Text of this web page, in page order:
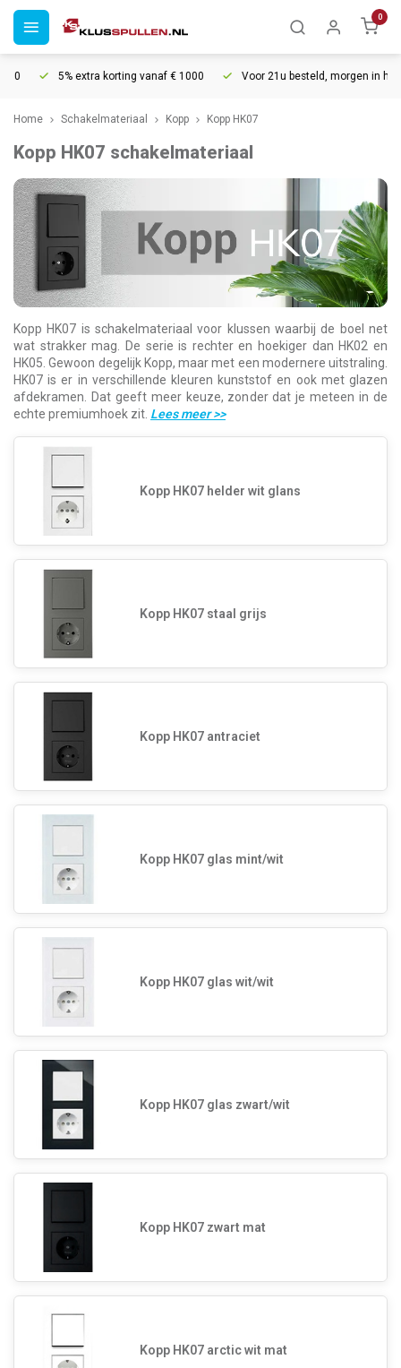
0
5% extra korting vanaf € 1000 Voor 21u besteld, morgen in huis*
Home Schakelmateriaal Kopp Kopp HK07
Kopp HK07 schakelmateriaal
Kopp HK07 is schakelmateriaal voor klussen waarbij de boel net
wat strakker mag. De serie is rechter en hoekiger dan HK02 en
HK05. Gewoon degelijk Kopp, maar met een modernere uitstraling.
HK07 is er in verschillende kleuren kunststof en ook met glazen
afdekramen. Dat geeft meer keuze, zonder dat je meteen in de
echte premiumhoek zit. Lees meer>>
Kopp HK07 helder wit glans
Kopp HK07 staal grijs
Kopp HK07 antraciet
Kopp HK07 glas mint/wit
Kopp HK07 glas wit/wit
Kopp HK07 glas zwart/wit
Kopp HK07 zwart mat
Kopp HK07 arctic wit mat